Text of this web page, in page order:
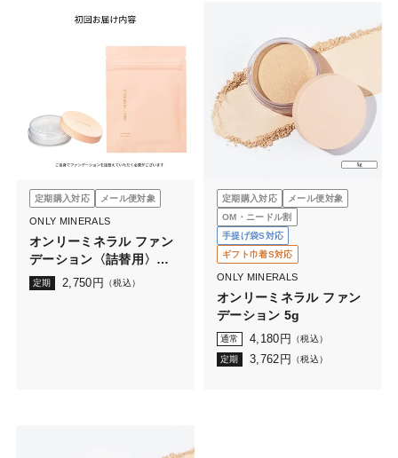
定期購入対応 メール便対象
ONLY MINERALS
オンリーミネラル ファン
デーション〈詰替用〉
2.5g 初めてコース
定期 2,750 円 （税込）
定期購入対応
メール便対象
OM・ニードル割
手提げ袋S対応
ギフト巾着S対応
ONLY MINERALS
オンリーミネラル ファン
デーション 5g
通常 4,180 円 （税込）
定期 3,762 円 （税込）